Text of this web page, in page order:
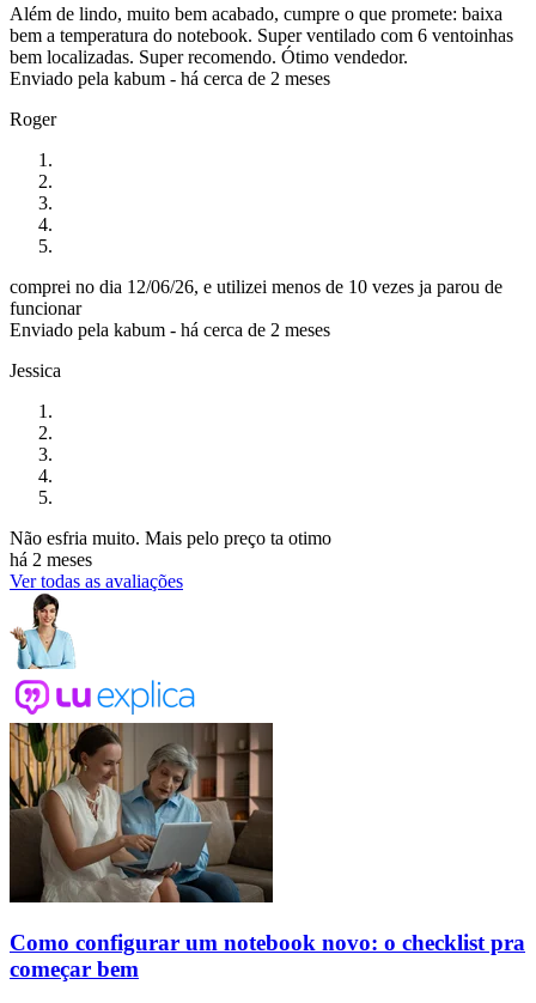
Além de lindo, muito bem acabado, cumpre o que promete: baixa
bem a temperatura do notebook. Super ventilado com 6 ventoinhas
bem localizadas. Super recomendo. Ótimo vendedor.
Enviado pela kabum - há cerca de 2 meses
Roger
comprei no dia 12/06/26, e utilizei menos de 10 vezes ja parou de
funcionar
Enviado pela kabum - há cerca de 2 meses
Jessica
Não esfria muito. Mais pelo preço ta otimo
há 2 meses
Ver todas as avaliações
Como configurar um notebook novo: o checklist pra
começar bem